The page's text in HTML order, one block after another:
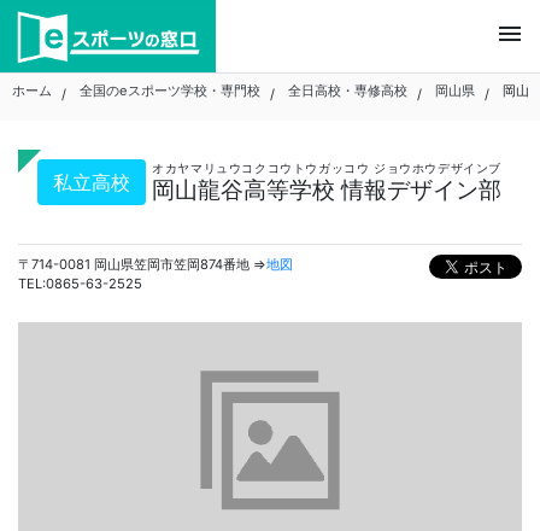
Skip
content
menu
ホーム 全国のeスポーツ学校・専門校 全日高校・専修高校 岡山県 岡山
私立高校 岡山龍谷高等学校 情報デザイン部
オカヤマリュウコクコウトウガッコウ ジョウホウデザインブ
〒714-0081 岡山県笠岡市笠岡874番地 ⇒地図
TEL:0865-63-2525